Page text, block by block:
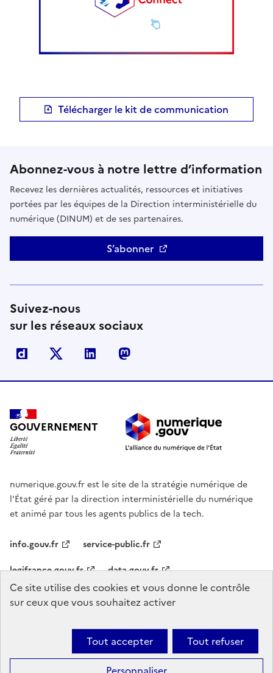
Télécharger le kit de communication
Abonnez-vous à notre lettre d’information
Recevez les dernières actualités, ressources et initiatives
portées par les équipes de la Direction interministérielle du
numérique (DINUM) et de ses partenaires.
S’abonner
Suivez-nous
sur les réseaux sociaux
Dailymotion Linkedin
GOUVERNEMENT
numerique.gouv.fr est le site de la stratégie numérique de
l’État géré par la direction interministérielle du numérique
et animé par tous les agents publics de la tech.
info.gouv.fr
service-public.fr
legifrance.gouv.fr
data.gouv.fr
Agenda Nous contacter Mentions légales
Sauf mention explicite de propriété intellectuelle détenue par des tiers,
les contenus de ce site sont proposés sous
Ce site utilise des cookies et vous donne le contrôle
sur ceux que vous souhaitez activer
Tout accepter
Tout refuser